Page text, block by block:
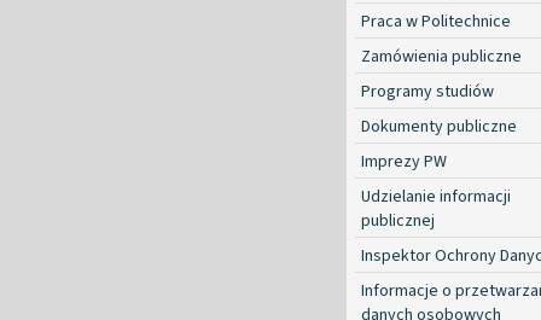
Praca w Politechnice
Zamówienia publiczne
Programy studiów
Dokumenty publiczne
Imprezy PW
Udzielanie informacji
publicznej
Inspektor Ochrony
Informacje o
danych osobowych